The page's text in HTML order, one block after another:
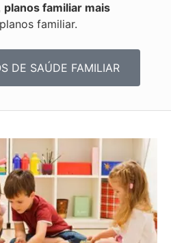
planos familiar mais
familiar.
DE SAÚDE FAMILIAR